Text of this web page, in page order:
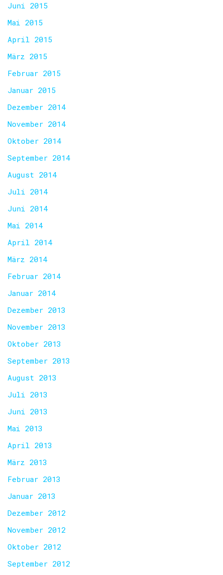
Juni 2015
Mai 2015
April 2015
März 2015
Februar 2015
Januar 2015
Dezember 2014
November 2014
Oktober 2014
September 2014
August 2014
Juli 2014
Juni 2014
Mai 2014
April 2014
März 2014
Februar 2014
Januar 2014
Dezember 2013
November 2013
Oktober 2013
September 2013
August 2013
Juli 2013
Juni 2013
Mai 2013
April 2013
März 2013
Februar 2013
Januar 2013
Dezember 2012
November 2012
Oktober 2012
September 2012